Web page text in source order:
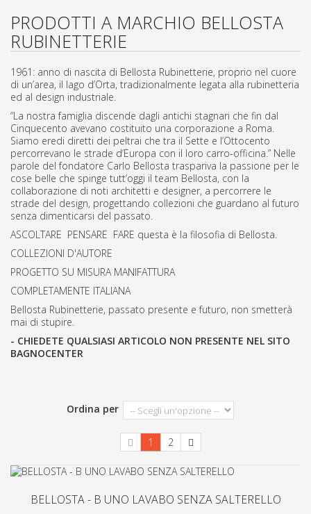
PRODOTTI A MARCHIO BELLOSTA
RUBINETTERIE
1961: anno di nascita di Bellosta Rubinetterie, proprio nel cuore
di un’area, il lago d’Orta, tradizionalmente legata alla rubinetteria
ed al design industriale.
“La nostra famiglia discende dagli antichi stagnari che fin dal
Cinquecento avevano costituito una corporazione a Roma.
Siamo eredi diretti dei peltrai che tra il Sette e l’Ottocento
percorrevano le strade d’Europa con il loro carro-officina.” Nelle
parole del fondatore Carlo Bellosta traspariva la passione per le
cose belle che spinge tutt’oggi il team Bellosta, con la
collaborazione di noti architetti e designer, a percorrere le
strade del design, progettando collezioni che guardano al futuro
senza dimenticarsi del passato.
ASCOLTARE PENSARE FARE questa è la filosofia di Bellosta.
COLLEZIONI D'AUTORE
PROGETTO SU MISURA MANIFATTURA
COMPLETAMENTE ITALIANA
Bellosta Rubinetterie, passato presente e futuro, non smetterà
mai di stupire.
- CHIEDETE QUALSIASI ARTICOLO NON PRESENTE NEL SITO
BAGNOCENTER
Ordina per
1 2
BELLOSTA - B UNO LAVABO SENZA SALTERELLO